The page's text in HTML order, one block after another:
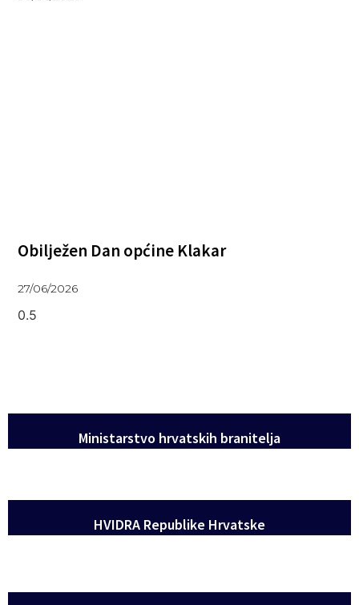
Obilježen Dan općine Klakar
27/06/2026
Ministarstvo hrvatskih branitelja
HVIDRA Republike Hrvatske